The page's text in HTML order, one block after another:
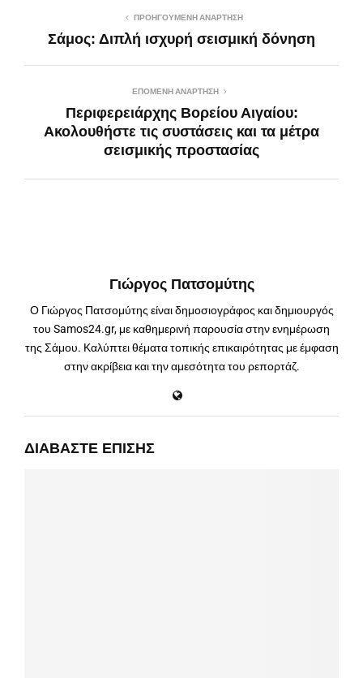
ΠΡΟΗΓΟΎΜΕΝΗ ΑΝΆΡΤΗΣΗ
Σάμος: Διπλή ισχυρή σεισμική δόνηση
ΕΠΌΜΕΝΗ ΑΝΆΡΤΗΣΗ
Περιφερειάρχης Βορείου Αιγαίου:
Ακολουθήστε τις συστάσεις και τα μέτρα
σεισμικής προστασίας
Γιώργος Πατσομύτης
Ο Γιώργος Πατσομύτης είναι δημοσιογράφος και δημιουργός
του Samos24.gr, με καθημερινή παρουσία στην ενημέρωση
της Σάμου. Καλύπτει θέματα τοπικής επικαιρότητας με έμφαση
στην ακρίβεια και την αμεσότητα του ρεπορτάζ.
ΔΙΑΒΆΣΤΕ ΕΠΊΣΗΣ